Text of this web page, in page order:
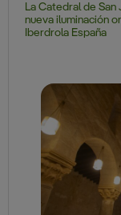
La Catedral de
nueva iluminación
Iberdrola España